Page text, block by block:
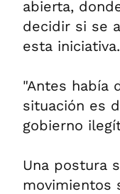
abierta,
decidir si se
esta iniciativa.
"Antes había
situación es
gobierno
Una postura
movimientos